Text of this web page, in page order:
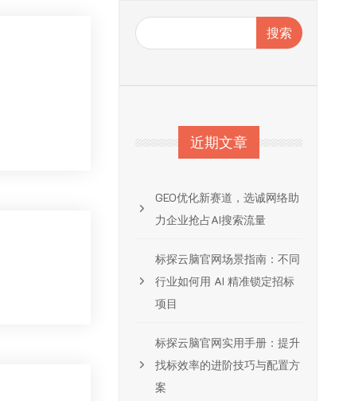
搜索
近期文章
GEO优化新赛道，选诚网络助
力企业抢占AI搜索流量
标探云脑官网场景指南：不同
行业如何用 AI 精准锁定招标
项目
标探云脑官网实用手册：提升
找标效率的进阶技巧与配置方
案